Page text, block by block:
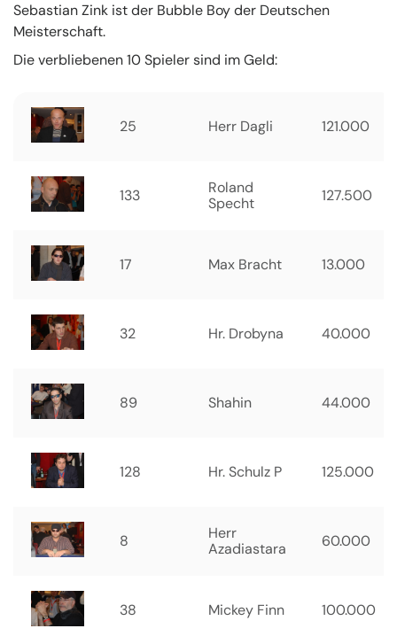
Sebastian Zink ist der Bubble Boy der Deutschen
Meisterschaft.
Die verbliebenen 10 Spieler sind im Geld:
25 Herr Dagli 121.000
133
Roland
Specht
127.500
17 Max Bracht 13.000
32 Hr. Drobyna 40.000
89 Shahin 44.000
128 Hr. Schulz P 125.000
8
Herr
Azadiastara
60.000
38 Mickey Finn 100.000